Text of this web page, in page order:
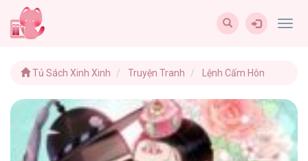
Tủ Sách Xinh Xinh Truyện Tranh Lệnh Cấm Hôn